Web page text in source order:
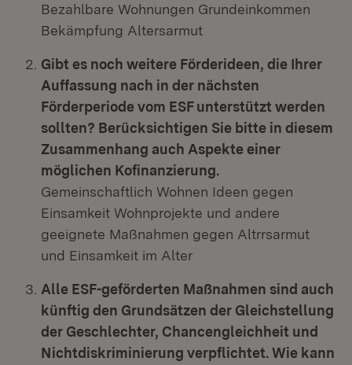
Bezahlbare Wohnungen Grundeinkommen
Bekämpfung Altersarmut
Gibt es noch weitere Förderideen, die Ihrer
Auffassung nach in der nächsten
Förderperiode vom ESF unterstützt werden
sollten? Berücksichtigen Sie bitte in diesem
Zusammenhang auch Aspekte einer
möglichen Kofinanzierung.
Gemeinschaftlich Wohnen Ideen gegen
Einsamkeit Wohnprojekte und andere
geeignete Maßnahmen gegen Altrrsarmut
und Einsamkeit im Alter
Alle ESF-geförderten Maßnahmen sind auch
künftig den Grundsätzen der Gleichstellung
der Geschlechter, Chancengleichheit und
Nichtdiskriminierung verpflichtet. Wie kann